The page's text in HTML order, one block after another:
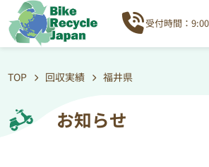
受付時間：
TOP 回収実績 福井県
お知らせ